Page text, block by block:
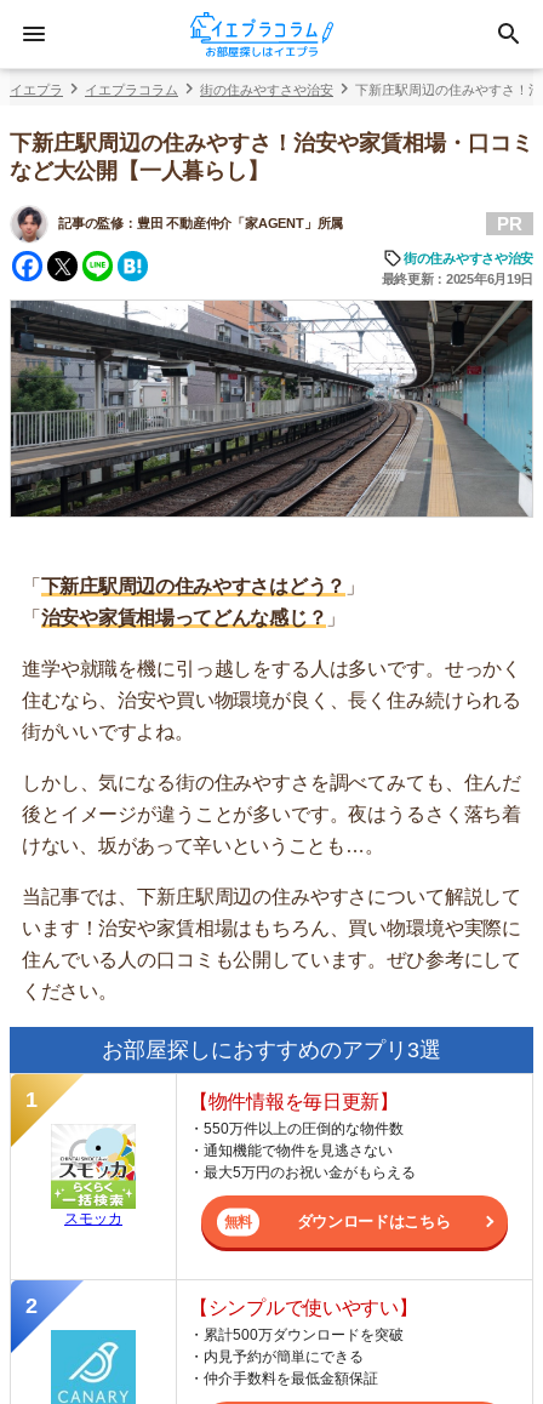
イエプラ イエプラコラム 街の住みやすさや治安 下新庄駅周辺の住みやすさ！
下新庄駅周辺の住みやすさ！治安や家賃相場・口コミ
など大公開【一人暮らし】
記事の監修： 豊田 不動産仲介「家AGENT」所属
Facebook
Twitter
Line
PR
街の住みやすさや治安
最終更新：2025年6月19日
「 下新庄駅周辺の住みやすさはどう？ 」
「 治安や家賃相場ってどんな感じ？ 」
進学や就職を機に引っ越しをする人は多いです。せっかく
住むなら、治安や買い物環境が良く、長く住み続けられる
街がいいですよね。
しかし、気になる街の住みやすさを調べてみても、住んだ
後とイメージが違うことが多いです。夜はうるさく落ち着
けない、坂があって辛いということも…。
当記事では、下新庄駅周辺の住みやすさについて解説して
います！治安や家賃相場はもちろん、買い物環境や実際に
住んでいる人の口コミも公開しています。ぜひ参考にして
ください。
お部屋探しにおすすめのアプリ3選
スモッカ
【物件情報を毎日更新】
・550万件以上の圧倒的な物件数
・通知機能で物件を見逃さない
・最大5万円のお祝い金がもらえる
ダウンロードはこちら
【シンプルで使いやすい】
・累計500万ダウンロードを突破
・内見予約が簡単にできる
・仲介手数料を最低金額保証